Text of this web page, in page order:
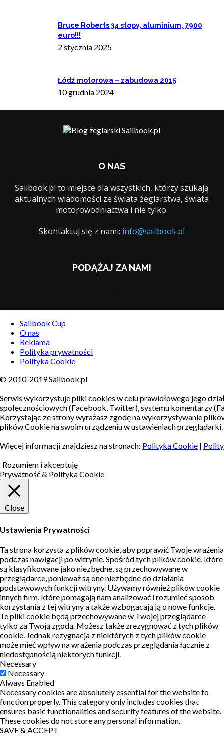
Bruce Roberts 34 stopy, aluminium, 7900
euro!!!
2 stycznia 2025
Łódź motorowa – zabudowa 2015
10 grudnia 2024
O NAS
Sailbook.pl to miejsce dla wszystkich, którzy szukają
aktualnych wiadomości ze świata żeglarstwa, świata
motorowodniactwa i nie tylko.
Skontaktuj się z nami: info@sailbook.pl
PODĄŻAJ ZA NAMI
Sailbook Cup
O nas
Reklama
Polityka prywatności
Polityka Cookie
© 2010-2019 Sailbook.pl
Serwis wykorzystuje pliki cookies w celu prawidłowego jego
społecznościowych (Facebook, Twitter), systemu komentarzy
Korzystając ze strony wyrażasz zgodę na wykorzystywanie
plików Cookie na swoim urządzeniu w ustawieniach przeglądarki.
Więcej informacji znajdziesz na stronach: Polityka Cookie |
Rozumiem i akceptuję
Prywatność & Polityka Cookie
Close
Ustawienia Prywatności
Ta strona korzysta z plików cookie, aby poprawić Twoje wrażenia
podczas nawigacji po witrynie.Spośród tych plików cookie, które
są klasyfikowane jako niezbędne, są przechowywane w
przeglądarce, ponieważ są one niezbędne do działania
podstawowych funkcji witryny. Używamy również plików cookie
innych firm, które pomagają nam analizować i rozumieć sposób
korzystania z tej witryny a także wzbogacają ją o nowe funkcje.
Te pliki cookie będą przechowywane w Twojej przeglądarce
tylko za Twoją zgodą. Możesz także zrezygnować z tych plików
cookie. Jednak rezygnacja z niektórych z tych plików cookie
może mieć wpływ na wrażenia podczas przeglądania łącznie z
niedostępnością niektórych funkcji.
Necessary
Necessary
Always Enabled
Necessary cookies are absolutely essential for the website to
function properly. This category only includes cookies that
ensures basic functionalities and security features of the website.
These cookies do not store any personal information.
SAVE & ACCEPT